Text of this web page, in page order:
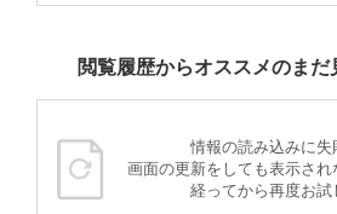
閲覧履歴からオススメのまだ
情報の読み込みに失
画面の更新をしても表示され
経ってから再度お試